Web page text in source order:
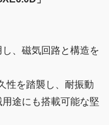
、磁気回路と構造を
性を踏襲し、耐振動
途にも搭載可能な堅